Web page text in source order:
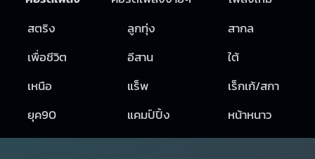
สตริง
ลูกทุ่ง
สากล
เพื่อชีวิต
อีสาน
ใต้
เหนือ
แร็พ
เร็กเก้/สกา
ยุค90
แคมป์ปิ้ง หน้าหนาว